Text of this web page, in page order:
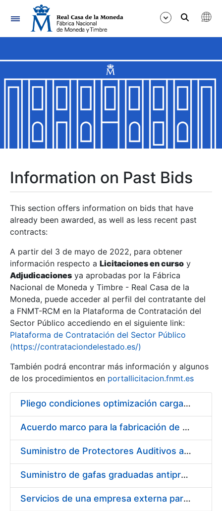
Navigation
Show/Hide
Show/Hide
Show/Hide
Show/Hide
Show/Hide
Show/Hide
Information on Past Bids
This section offers information on bids that have
already been awarded, as well as less recent past
contracts:
A partir del 3 de mayo de 2022, para obtener
información respecto a Licitaciones en curso y
Adjudicaciones ya aprobadas por la Fábrica
Nacional de Moneda y Timbre - Real Casa de la
Moneda, puede acceder al perfil del contratante del
a FNMT-RCM en la Plataforma de Contratación del
Sector Público accediendo en el siguiente link:
Plataforma de Contratación del Sector Público
(https://contrataciondelestado.es/)
También podrá encontrar más información y algunos
de los procedimientos en portallicitacion.fnmt.es
Pliego condiciones optimización cargas compras firmado
Acuerdo marco para la fabricación de piezas
Suministro de Protectores Auditivos a medida para las personas trabajadoras de los Centros de Trabajo de Madrid y Burgos
Suministro de gafas graduadas antiproyecciones para los trabajadores de la FNMT-RCM en los centros de trabajo de Madrid y Burgos
Servicios de una empresa externa para el asesoramiento y resolución de los recursos de alzada que se presentan relacionados con procesos de selección para la FNMT-RCM